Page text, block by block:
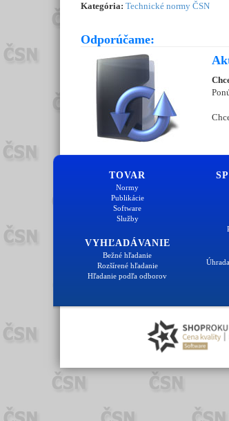
Kategória: Technické normy ČSN
Odporúčame:
TOVAR
Normy
Publikácie
Software
Služby
VYHĽADÁVANIE
Bežné hľadanie
Rozšírené hľadanie
Hľadanie podľa odborov